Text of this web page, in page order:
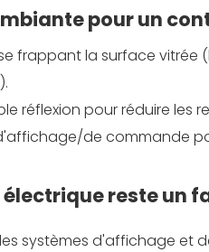
pour un
frappant la surface
réflexion pour réduire les
de commande
reste un
systèmes d'affichage et